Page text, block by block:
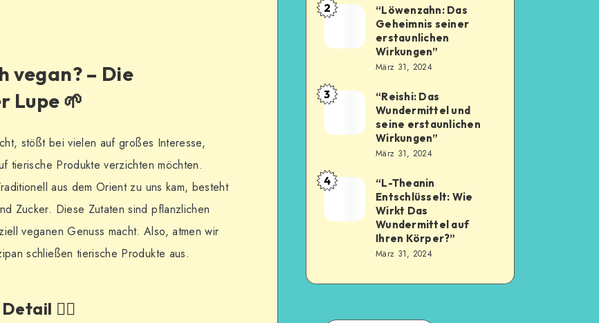
vegan? – Die
Lupe 🌱
stößt bei vielen auf großes Interesse,
tierische Produkte verzichten möchten.
aus dem Orient zu uns kam, besteht
Zucker. Diese Zutaten sind pflanzlichen
veganen Genuss macht. Also, atmen wir
schließen tierische Produkte aus.
🕵️‍♂️
2
“Löwenzahn: Das
Geheimnis seiner
erstaunlichen
Wirkungen”
März 31, 2024
3
“Reishi: Das
Wundermittel und
seine erstaunlichen
Wirkungen”
März 31, 2024
4
“L-Theanin
Entschlüsselt: Wie
Wirkt Das
Wundermittel auf
Ihren Körper?”
März 31, 2024